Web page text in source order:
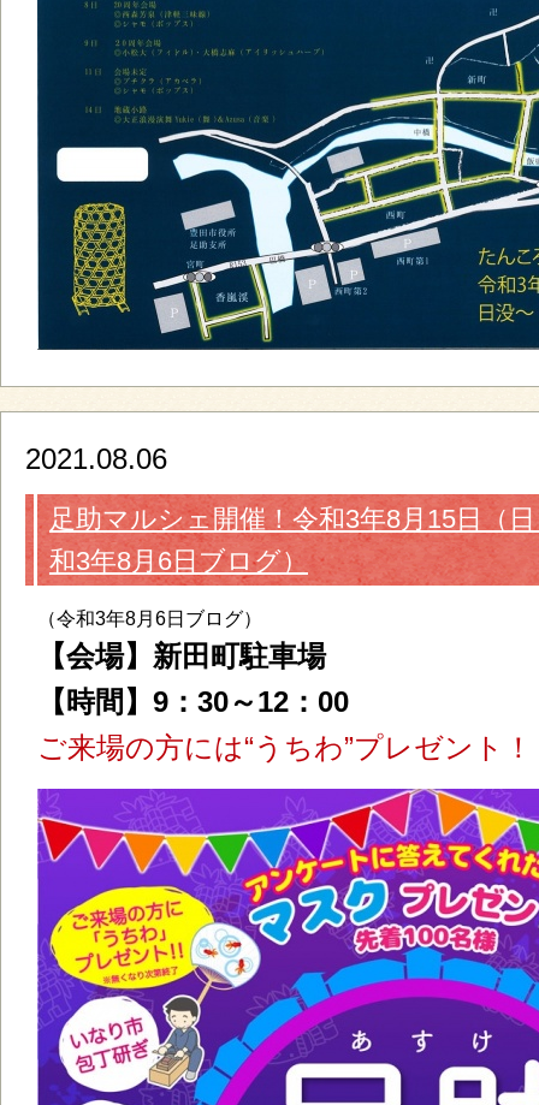
2021.08.06
足助マルシェ開催！令和3年8月15日（
和3年8月6日ブログ）
（令和3年8月6日ブログ）
【会場】新田町駐車場
【時間】9：30～12：00
ご来場の方には“うちわ”プレゼント